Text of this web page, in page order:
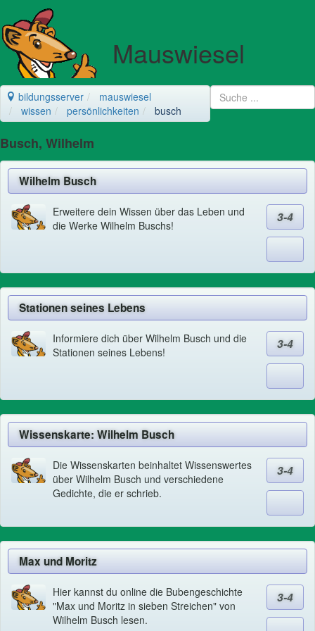
Mauswiesel
bildungsserver
mauswiesel
wissen
persönlichkeiten busch
Busch, Wilhelm
Wilhelm Busch
Erweitere dein Wissen über das Leben und
die Werke Wilhelm Buschs!
3-4
Stationen seines Lebens
Informiere dich über Wilhelm Busch und die
Stationen seines Lebens!
3-4
Wissenskarte: Wilhelm Busch
Die Wissenskarten beinhaltet Wissenswertes
über Wilhelm Busch und verschiedene
Gedichte, die er schrieb.
3-4
Max und Moritz
Hier kannst du online die Bubengeschichte
"Max und Moritz in sieben Streichen" von
Wilhelm Busch lesen.
3-4